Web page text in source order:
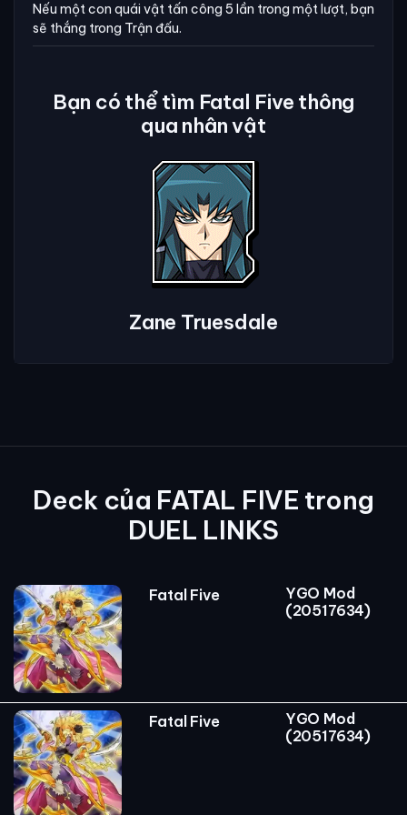
Nếu một con quái vật tấn công 5 lần trong một lượt, bạn
sẽ thắng trong Trận đấu.
Bạn có thể tìm Fatal Five thông
qua nhân vật
Zane Truesdale
Deck của FATAL FIVE trong
DUEL LINKS
Fatal Five
YGO Mod
(20517634)
Fatal Five
YGO Mod
(20517634)